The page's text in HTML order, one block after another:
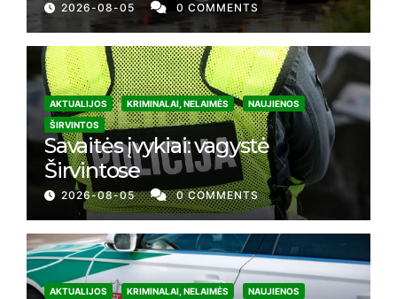
2026-08-05 0 COMMENTS
AKTUALIJOS KRIMINALAI, NELAIMĖS
NAUJIENOS
ŠIRVINTOS
Savaitės įvykiai: vagystė
Širvintose
2026-08-05 0 COMMENTS
AKTUALIJOS KRIMINALAI, NELAIMĖS
NAUJIENOS